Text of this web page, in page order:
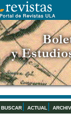
BUSCAR ACTUAL